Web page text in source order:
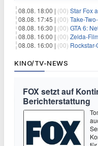
08.08. 18:00 | (00) Star Fox
08.08. 17:45 | (00) Take-Two-
08.08. 16:30 | (00) GTA 6: Netflix
08.08. 16:00 | (00) Zelda-Film:
08.08. 16:00 | (00) Rockstar-
KINO/TV-NEWS
FOX setzt auf
Berichterstattung